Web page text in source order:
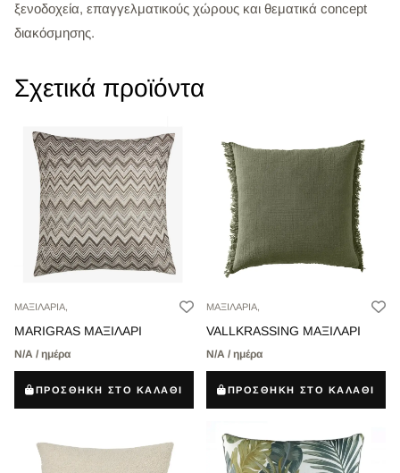
ξενοδοχεία, επαγγελματικούς χώρους και θεματικά concept
διακόσμησης.
Σχετικά προϊόντα
ΜΑΞΙΛΑΡΙΑ,
MARIGRAS ΜΑΞΙΛΑΡΙ
Ν/Α / ημέρα
ΠΡΟΣΘΗΚΗ ΣΤΟ ΚΑΛΑΘΙ
ΜΑΞΙΛΑΡΙΑ,
VALLKRASSING ΜΑΞΙΛΑΡΙ
Ν/Α / ημέρα
ΠΡΟΣΘΗΚΗ ΣΤΟ ΚΑΛΑΘΙ